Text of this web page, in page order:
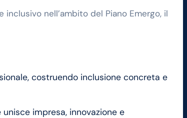
nell’ambito del Piano Emergo, il
costruendo inclusione concreta e
impresa, innovazione e